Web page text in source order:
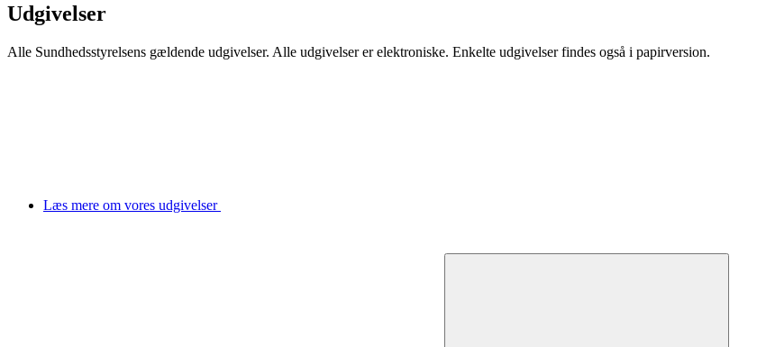
Udgivelser
Alle Sundhedsstyrelsens gældende udgivelser. Alle udgivelser er elektroniske. Enkelte udgivelser findes også i papirversion.
Læs mere om vores udgivelser